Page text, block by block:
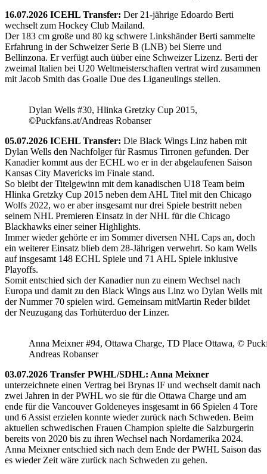
16.07.2026 ICEHL Transfer: Der 21-jährige Edoardo Berti
wechselt zum Hockey Club Mailand.
Der 183 cm große und 80 kg schwere Linkshänder Berti sammelte
Erfahrung in der Schweizer Serie B (LNB) bei Sierre und
Bellinzona. Er verfügt auch üüber eine Schweizer Lizenz. Berti der
zweimal Italien bei U20 Weltmeisterschaften vertrat wird zusammen
mit Jacob Smith das Goalie Due des Liganeulings stellen.
Dylan Wells #30, Hlinka Gretzky Cup 2015,
©Puckfans.at/Andreas Robanser
05.07.2026 ICEHL Transfer: Die Black Wings Linz haben mit
Dylan Wells den Nachfolger für Rasmus Tirronen gefunden. Der
Kanadier kommt aus der ECHL wo er in der abgelaufenen Saison
Kansas City Mavericks im Finale stand.
So bleibt der Titelgewinn mit dem kanadischen U18 Team beim
Hlinka Gretzky Cup 2015 neben dem AHL Titel mit den Chicago
Wolfs 2022, wo er aber insgesamt nur drei Spiele bestritt neben
seinem NHL Premieren Einsatz in der NHL für die Chicago
Blackhawks einer seiner Highlights.
Immer wieder gehörte er im Sommer diversen NHL Caps an, doch
ein weiterer Einsatz blieb dem 28-Jährigen verwehrt. So kam Wells
auf insgesamt 148 ECHL Spiele und 71 AHL Spiele inklusive
Playoffs.
Somit entschied sich der Kanadier nun zu einem Wechsel nach
Europa und damit zu den Black Wings aus Linz wo Dylan Wells mit
der Nummer 70 spielen wird. Gemeinsam mitMartin Reder bildet
der Neuzugang das Torhüterduo der Linzer.
Anna Meixner #94, Ottawa Charge, TD Place Ottawa, ©
Andreas Robanser
03.07.2026 Transfer PWHL/SDHL: Anna Meixner
unterzeichnete einen Vertrag bei Brynas IF und wechselt damit nach
zwei Jahren in der PWHL wo sie für die Ottawa Charge und am
ende für die Vancouver Goldeneyes insgesamt in 66 Spielen 4 Tore
und 6 Assist erzielen konnte wieder zurück nach Schweden. Beim
aktuellen schwedischen Frauen Champion spielte die Salzburgerin
bereits von 2020 bis zu ihren Wechsel nach Nordamerika 2024.
Anna Meixner entschied sich nach dem Ende der PWHL Saison das
es wieder Zeit wäre zurück nach Schweden zu gehen.